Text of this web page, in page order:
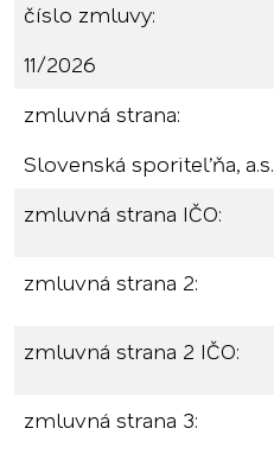
číslo zmluvy:
11/2026
zmluvná strana:
Slovenská sporiteľňa, a.s.
zmluvná strana IČO:
zmluvná strana 2:
zmluvná strana 2 IČO:
zmluvná strana 3: